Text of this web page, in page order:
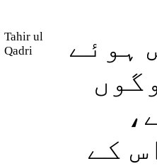
Tahir ul
Qadri
ہوئے
کے